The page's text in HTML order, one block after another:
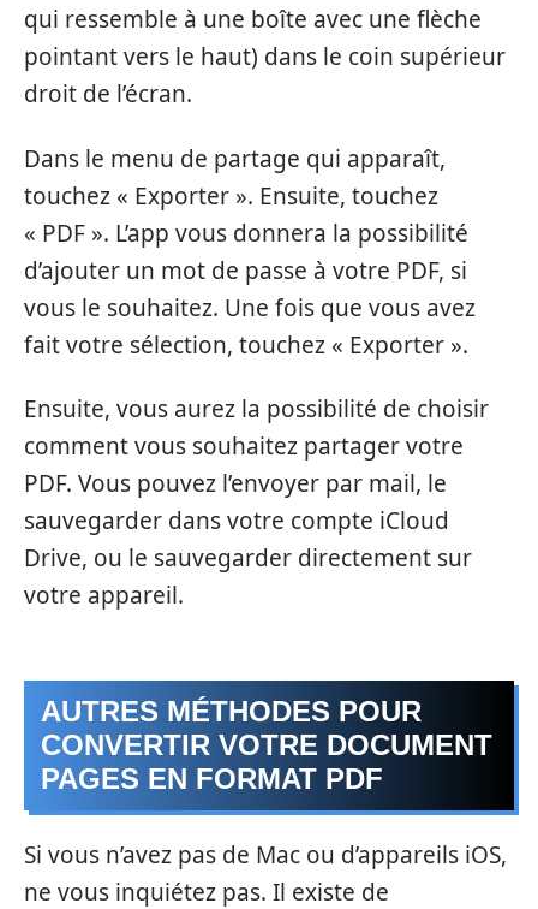
qui ressemble à une boîte avec une flèche
pointant vers le haut) dans le coin supérieur
droit de l’écran.
Dans le menu de partage qui apparaît,
touchez « Exporter ». Ensuite, touchez
« PDF ». L’app vous donnera la possibilité
d’ajouter un mot de passe à votre PDF, si
vous le souhaitez. Une fois que vous avez
fait votre sélection, touchez « Exporter ».
Ensuite, vous aurez la possibilité de choisir
comment vous souhaitez partager votre
PDF. Vous pouvez l’envoyer par mail, le
sauvegarder dans votre compte iCloud
Drive, ou le sauvegarder directement sur
votre appareil.
AUTRES MÉTHODES POUR
CONVERTIR VOTRE DOCUMENT
PAGES EN FORMAT PDF
Si vous n’avez pas de Mac ou d’appareils iOS,
ne vous inquiétez pas. Il existe de